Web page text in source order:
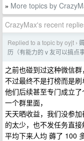
» More topics by
CrazyMax's recent
Replied to a topic by oyjt ›
历（有能力的 v 友可以搞点
之前也碰到过这种微信群
不过最终不是打榜而是刷
他们后续甚至专门成立
一个群里面，
天天晒收益，我们没参
的太少，也不发任务直接
平均下来人均 薅了 100 多